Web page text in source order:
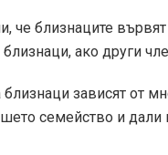
че близнаците
ако други
зависят от
семейство и дали